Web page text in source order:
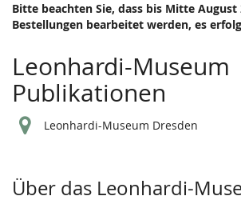
Bitte beachten Sie, dass bis Mitte August
Bestellungen bearbeitet werden, es
Leonhardi-Museum
Publikationen
Leonhardi-Museum Dresden
Produkte
Über das Leonhardi-